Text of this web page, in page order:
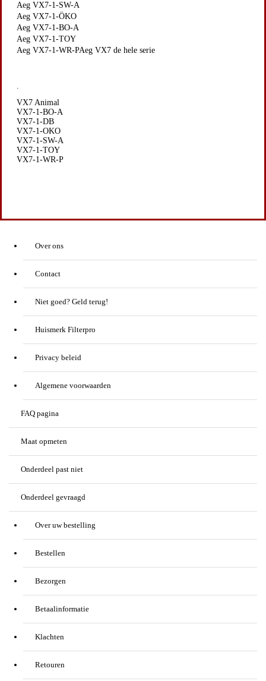
Aeg VX7-1-SW-A
Aeg VX7-1-ÖKO
Aeg VX7-1-BO-A
Aeg VX7-1-TOY
Aeg VX7-1-WR-PAeg VX7 de hele serie
.
VX7 Animal
VX7-1-BO-A
VX7-1-DB
VX7-1-OKO
VX7-1-SW-A
VX7-1-TOY
VX7-1-WR-P
Over ons
Contact
Niet goed? Geld terug!
Huismerk Filterpro
Privacy beleid
Algemene voorwaarden
FAQ pagina
Maat opmeten
Onderdeel past niet
Onderdeel gevraagd
Over uw bestelling
Bestellen
Bezorgen
Betaalinformatie
Klachten
Retouren